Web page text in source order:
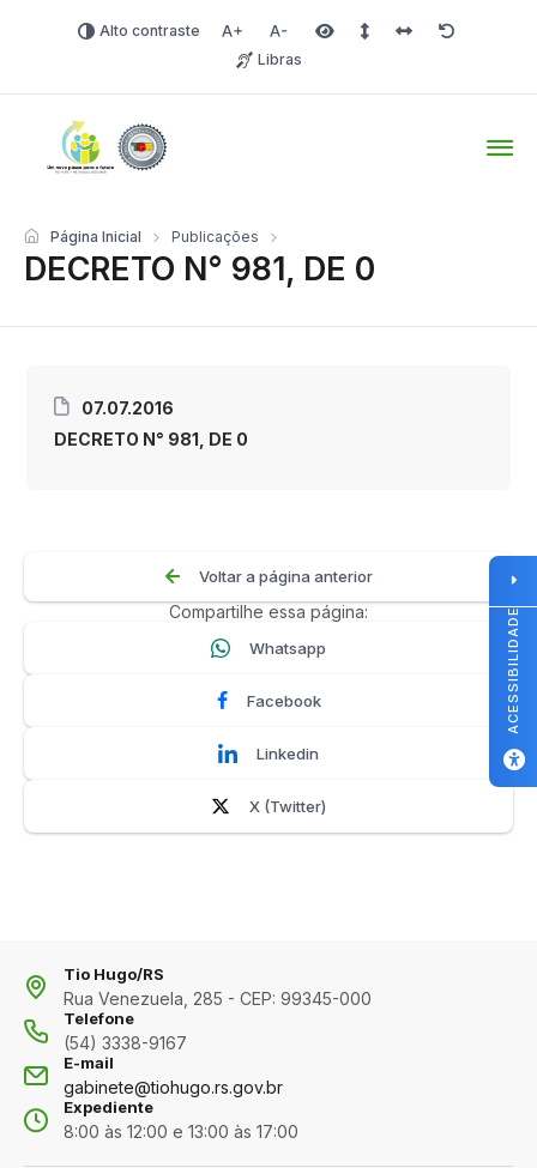
Alto contraste Aumentar fonte
Diminuir fonteÁrea selecionada
Espaçamento de linha
Espaço dos
Redefinir
Libras
DECRETO N° 981, DE 0
Página Inicial Publicações
07.07.2016
DECRETO N° 981, DE 0
Voltar a página anterior
Compartilhe essa página:
Whatsapp
Facebook
Linkedin
X (Twitter)
Tio Hugo/RS
Rua Venezuela, 285 - CEP: 99345-000
Telefone
(54) 3338-9167
E-mail
gabinete@tiohugo.rs.gov.br
Expediente
8:00 às 12:00 e 13:00 às 17:00
ACESSIBILIDADE